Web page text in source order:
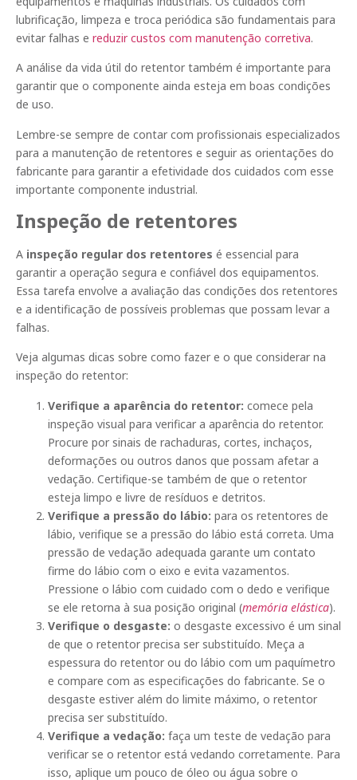
lubrificação, limpeza e troca periódica são fundamentais para
evitar falhas e reduzir custos com manutenção corretiva.
A análise da vida útil do retentor também é importante para
garantir que o componente ainda esteja em boas condições
de uso.
Lembre-se sempre de contar com profissionais especializados
para a manutenção de retentores e seguir as orientações do
fabricante para garantir a efetividade dos cuidados com esse
importante componente industrial.
Inspeção de retentores
A inspeção regular dos retentores é essencial para
garantir a operação segura e confiável dos equipamentos.
Essa tarefa envolve a avaliação das condições dos retentores
e a identificação de possíveis problemas que possam levar a
falhas.
Veja algumas dicas sobre como fazer e o que considerar na
inspeção do retentor:
Verifique a aparência do retentor: comece pela
inspeção visual para verificar a aparência do retentor.
Procure por sinais de rachaduras, cortes, inchaços,
deformações ou outros danos que possam afetar a
vedação. Certifique-se também de que o retentor
esteja limpo e livre de resíduos e detritos.
Verifique a pressão do lábio: para os retentores de
lábio, verifique se a pressão do lábio está correta. Uma
pressão de vedação adequada garante um contato
firme do lábio com o eixo e evita vazamentos.
Pressione o lábio com cuidado com o dedo e verifique
se ele retorna à sua posição original (memória elástica).
Verifique o desgaste: o desgaste excessivo é um sinal
de que o retentor precisa ser substituído. Meça a
espessura do retentor ou do lábio com um paquímetro
e compare com as especificações do fabricante. Se o
desgaste estiver além do limite máximo, o retentor
precisa ser substituído.
Verifique a vedação: faça um teste de vedação para
verificar se o retentor está vedando corretamente. Para
isso, aplique um pouco de óleo ou água sobre o